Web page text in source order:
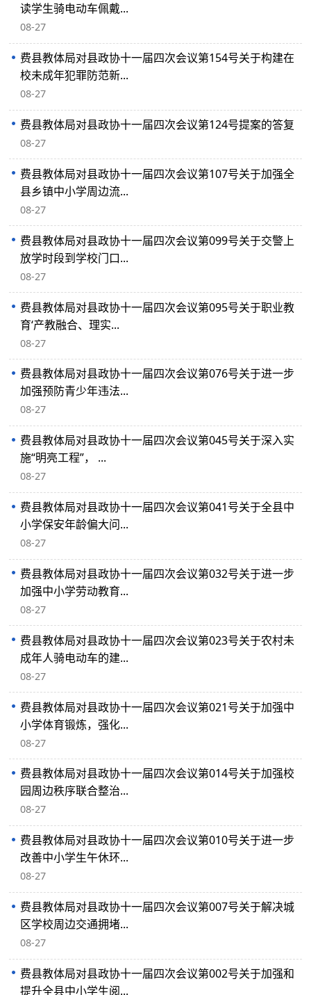
读学生骑电动车佩戴...
08-27
费县教体局对县政协十一届四次会议第154号关于构建在
校未成年犯罪防范新...
08-27
费县教体局对县政协十一届四次会议第124号提案的答复
08-27
费县教体局对县政协十一届四次会议第107号关于加强全
县乡镇中小学周边流...
08-27
费县教体局对县政协十一届四次会议第099号关于交警上
放学时段到学校门口...
08-27
费县教体局对县政协十一届四次会议第095号关于职业教
育‘产教融合、理实...
08-27
费县教体局对县政协十一届四次会议第076号关于进一步
加强预防青少年违法...
08-27
费县教体局对县政协十一届四次会议第045号关于深入实
施“明亮工程”， ...
08-27
费县教体局对县政协十一届四次会议第041号关于全县中
小学保安年龄偏大问...
08-27
费县教体局对县政协十一届四次会议第032号关于进一步
加强中小学劳动教育...
08-27
费县教体局对县政协十一届四次会议第023号关于农村未
成年人骑电动车的建...
08-27
费县教体局对县政协十一届四次会议第021号关于加强中
小学体育锻炼，强化...
08-27
费县教体局对县政协十一届四次会议第014号关于加强校
园周边秩序联合整治...
08-27
费县教体局对县政协十一届四次会议第010号关于进一步
改善中小学生午休环...
08-27
费县教体局对县政协十一届四次会议第007号关于解决城
区学校周边交通拥堵...
08-27
费县教体局对县政协十一届四次会议第002号关于加强和
提升全县中小学生阅...